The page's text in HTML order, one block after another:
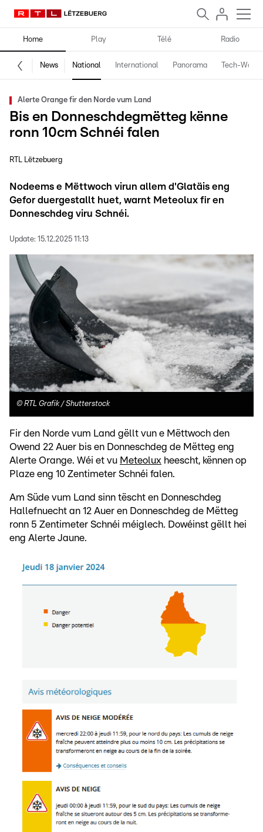
Home Play Télé Radio
News National International Panorama Tech-World
Alerte Orange fir den Norde vum Land
Bis en Donneschdegmëtteg kënne
ronn 10cm Schnéi falen
RTL Lëtzebuerg
Nodeems e Mëttwoch virun allem d'Glatäis eng
Gefor duergestallt huet, warnt Meteolux fir en
Donneschdeg viru Schnéi.
Update: 15.12.2025 11:13
© RTL Grafik / Shutterstock
Fir den Norde vum Land gëllt vun e Mëttwoch den
Owend 22 Auer bis en Donneschdeg de Mëtteg eng
Alerte Orange. Wéi et vu Meteolux heescht, kënnen op
Plaze eng 10 Zentimeter Schnéi falen.
Am Süde vum Land sinn tëscht en Donneschdeg
Hallefnuecht an 12 Auer en Donneschdeg de Mëtteg
ronn 5 Zentimeter Schnéi méiglech. Dowéinst gëllt hei
eng Alerte Jaune.